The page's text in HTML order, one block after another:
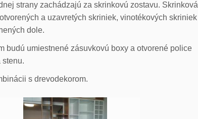
strany zachádzajú za skrinkovú zostavu. Skrinková
a uzavretých skriniek, vinotékových skriniek
dole.
budú umiestnené zásuvkovú boxy a otvorené police
stenu.
s drevodekorom.